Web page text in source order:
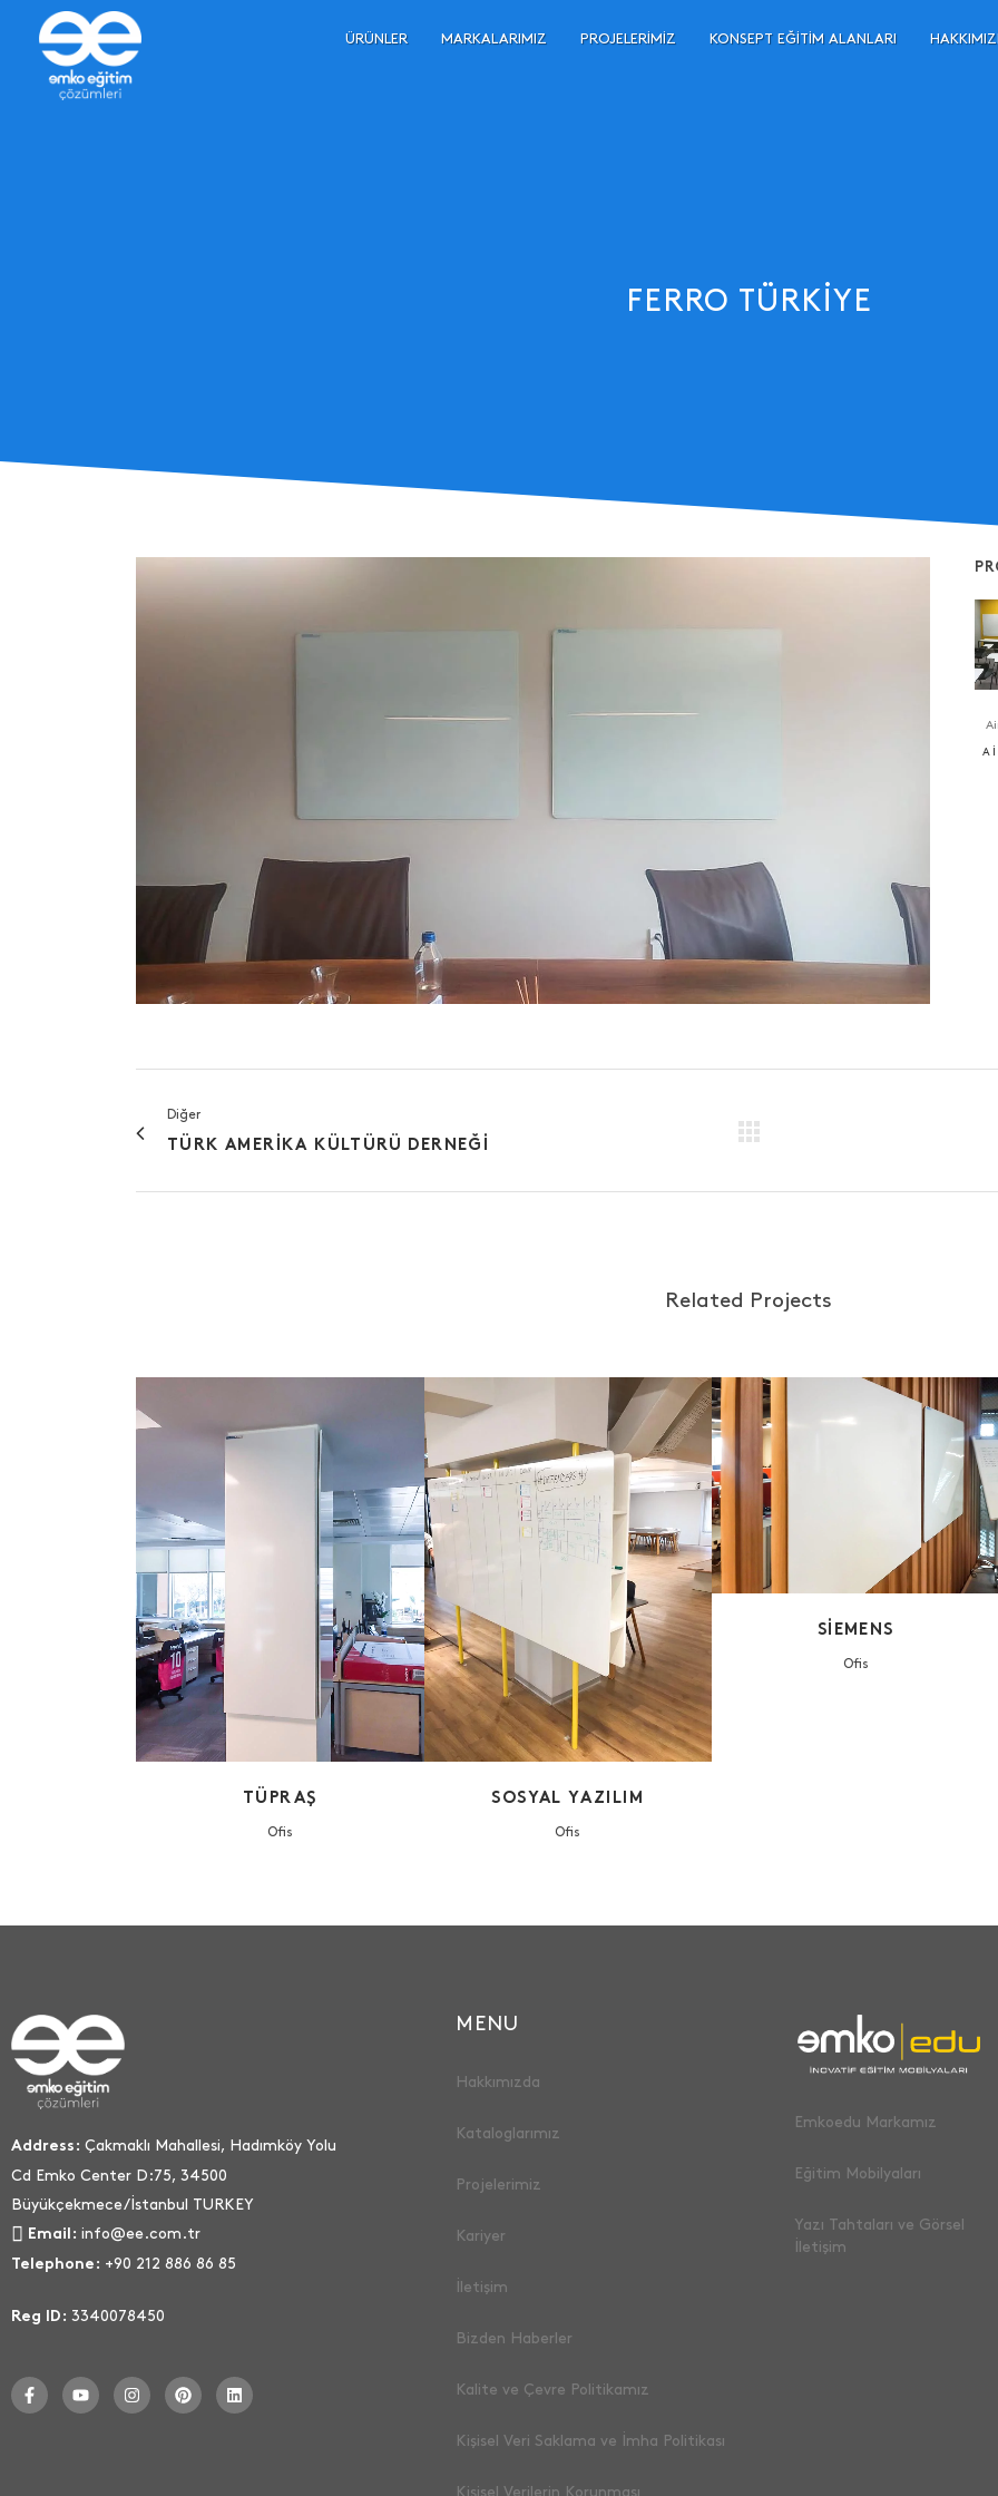
ÜRÜNLER MARKALARIMIZ PROJELERIMIZ KONSEPT EĞITIM ALANLARI
FERRO TÜRKIYE
Diğer
TÜRK AMERIKA KÜLTÜRÜ DERNEĞI
Related Projects
TÜPRAŞ
Ofis
VIEW
SOSYAL YAZILIM
Ofis
SIEMENS
Ofis
Address: Çakmaklı Mahallesi, Hadımköy Yolu
Cd Emko Center D:75, 34500
Büyükçekmece/İstanbul TURKEY
Email: info@ee.com.tr
Telephone: +90 212 886 86 85
Reg ID: 3340078450
MENU
Hakkımızda
Kataloglarımız
Projelerimiz
Kariyer
İletişim
Bizden Haberler
Kalite ve Çevre Politikamız
Kişisel Veri Saklama ve İmha Politikası
Kişisel Verilerin Korunması
Emkoedu Markamız
Eğitim Mobilyaları
Yazı Tahtaları ve Görsel
İletişim